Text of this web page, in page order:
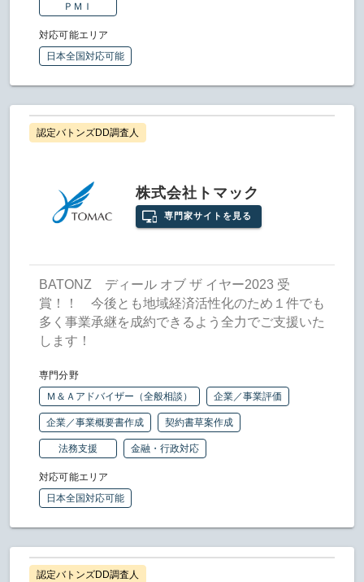
ＰＭＩ
対応可能エリア
日本全国対応可能
認定バトンズDD調査人
株式会社トマック
専門家サイトを見る
BATONZ ディール オブ ザ イヤー2023 受
賞！！ 今後とも地域経済活性化のため１件でも
多く事業承継を成約できるよう全力でご支援いた
します！
専門分野
Ｍ＆Ａアドバイザー（全般相談）
企業／事業評価
企業／事業概要書作成 契約書草案作成
法務支援 金融・行政対応
対応可能エリア
日本全国対応可能
認定バトンズDD調査人